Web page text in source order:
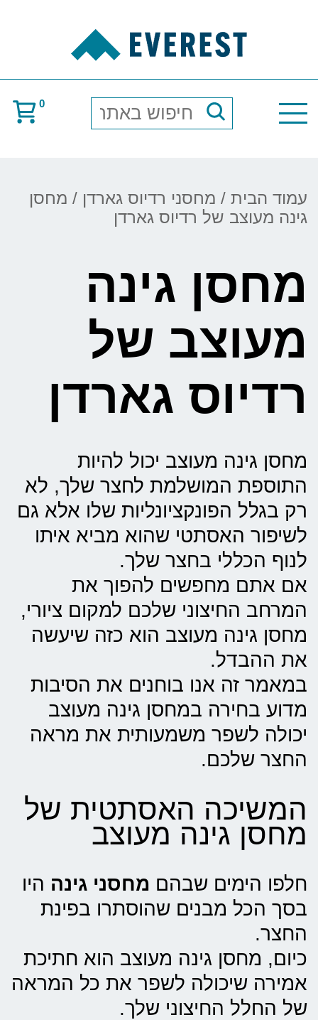
חיפוש
0
עמוד הבית / מחסני רדיוס גארדן / מחסן
גינה מעוצב של רדיוס גארדן
מחסן גינה
מעוצב של
רדיוס גארדן
מחסן גינה מעוצב יכול להיות
התוספת המושלמת לחצר שלך, לא
רק בגלל הפונקציונליות שלו אלא גם
לשיפור האסתטי שהוא מביא איתו
לנוף הכללי בחצר שלך.
אם אתם מחפשים להפוך את
המרחב החיצוני שלכם למקום ציורי,
מחסן גינה מעוצב הוא כזה שיעשה
את ההבדל.
במאמר זה אנו בוחנים את הסיבות
מדוע בחירה במחסן גינה מעוצב
יכולה לשפר משמעותית את מראה
החצר שלכם.
המשיכה האסתטית של
מחסן גינה מעוצב
חלפו הימים שבהם מחסני גינה היו
בסך הכל מבנים שהוסתרו בפינת
החצר.
כיום, מחסן גינה מעוצב הוא חתיכת
אמירה שיכולה לשפר את כל המראה
של החלל החיצוני שלך.